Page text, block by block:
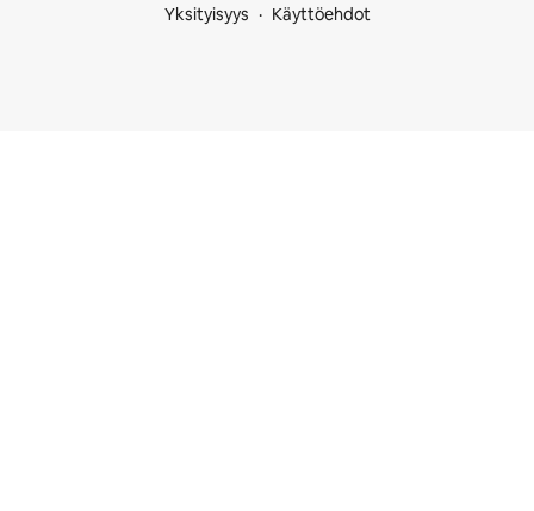
Yksityisyys
Käyttöehdot